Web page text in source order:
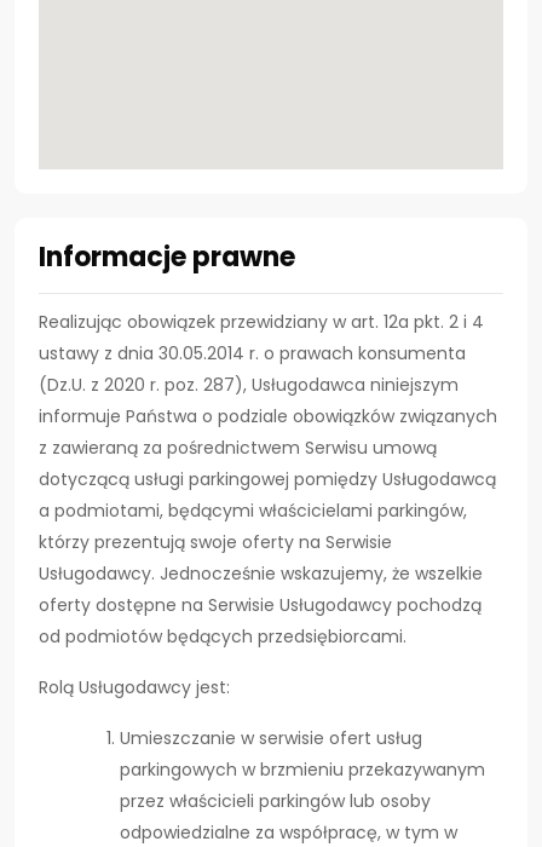
Informacje prawne
Realizując obowiązek przewidziany w art. 12a pkt. 2 i 4
ustawy z dnia 30.05.2014 r. o prawach konsumenta
(Dz.U. z 2020 r. poz. 287), Usługodawca niniejszym
informuje Państwa o podziale obowiązków związanych
z zawieraną za pośrednictwem Serwisu umową
dotyczącą usługi parkingowej pomiędzy Usługodawcą
a podmiotami, będącymi właścicielami parkingów,
którzy prezentują swoje oferty na Serwisie
Usługodawcy. Jednocześnie wskazujemy, że wszelkie
oferty dostępne na Serwisie Usługodawcy pochodzą
od podmiotów będących przedsiębiorcami.
Rolą Usługodawcy jest:
Umieszczanie w serwisie ofert usług
parkingowych w brzmieniu przekazywanym
przez właścicieli parkingów lub osoby
odpowiedzialne za współpracę, w tym w